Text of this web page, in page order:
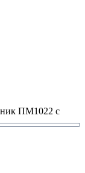
ПМ1022 с